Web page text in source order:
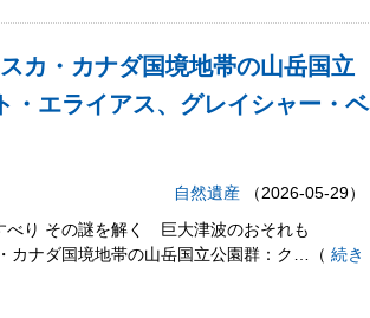
カ・カナダ国境地帯の山岳国立
・エライアス、グレイシャー・ベ
自然遺産 （2026-05-29）
り その謎を解く 巨大津波のおそれも
ナダ国境地帯の山岳国立公園群：ク…（ 続き